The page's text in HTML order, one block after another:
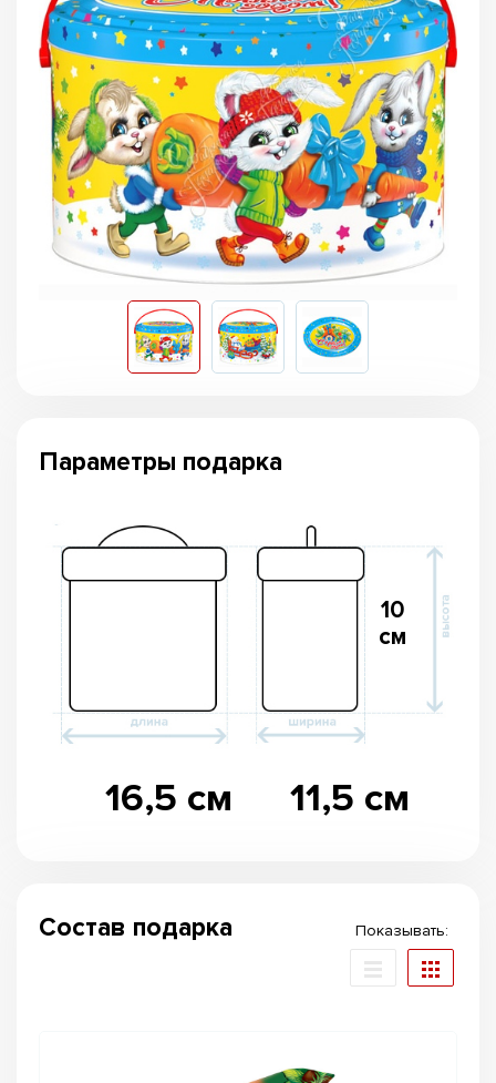
Параметры подарка
16,5 см 11,5 см
10
см
Состав подарка Показывать: